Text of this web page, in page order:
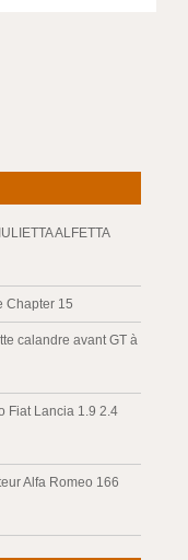
ALFETTA
Chapter 15
calandre avant GT à
Fiat Lancia 1.9 2.4
Alfa Romeo 166